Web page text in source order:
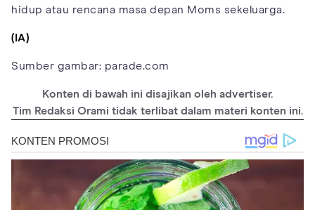
hidup atau rencana masa depan Moms sekeluarga.
(IA)
Sumber gambar: parade.com
Konten di bawah ini disajikan oleh advertiser.
Tim Redaksi Orami tidak terlibat dalam materi konten ini.